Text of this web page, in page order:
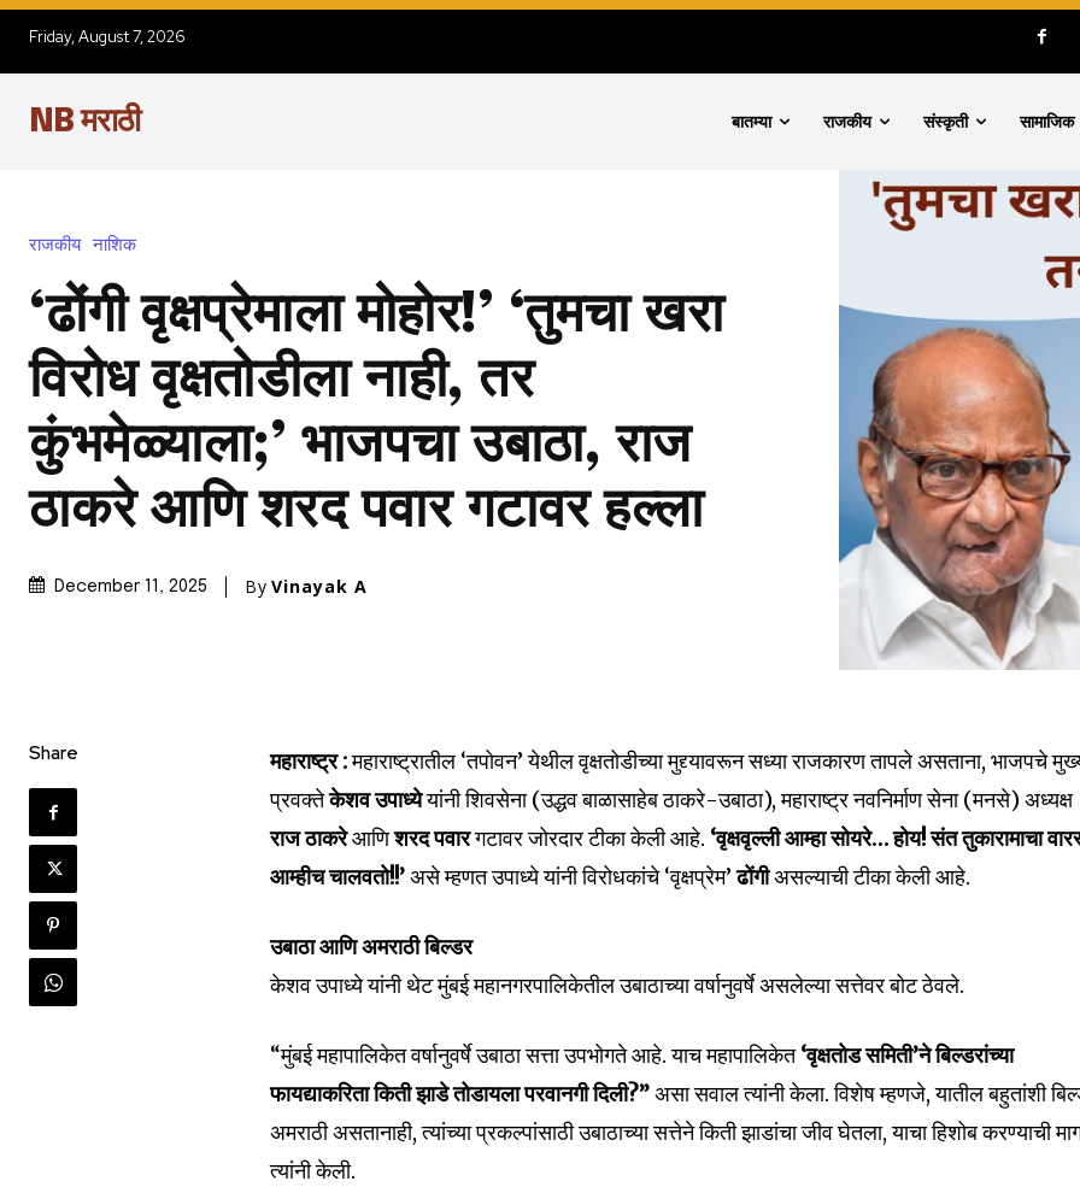
Friday, August 7, 2026
NB मराठी बातम्या राजकीय संस्कृती सामाजिक
राजकीय नाशिक
‘ढोंगी वृक्षप्रेमाला मोहोर!’ ‘तुमचा खरा
विरोध वृक्षतोडीला नाही, तर
कुंभमेळ्याला;’ भाजपचा उबाठा, राज
ठाकरे आणि शरद पवार गटावर हल्ला
December 11, 2025 By Vinayak A
Share महाराष्ट्र :महाराष्ट्रातील ‘तपोवन’ येथील वृक्षतोडीच्या मुद्द्यावरून सध्या राजकारण तापले असताना, भाजपचे
प्रवक्तेकेशव उपाध्येयांनी शिवसेना (उद्धव बाळासाहेब ठाकरे-उबाठा), महाराष्ट्र नवनिर्माण सेना (मनसे) अध्यक्ष
राज ठाकरेआणिशरद पवारगटावर जोरदार टीका केली आहे. ‘वृक्षवृल्ली आम्हा सोयरे… होय! संत तुकारामाचा
आम्हीच चालवतो!!’असे म्हणत उपाध्ये यांनी विरोधकांचे ‘वृक्षप्रेम’ढोंगीअसल्याची टीका केली आहे.
उबाठा आणि अमराठी बिल्डर
केशव उपाध्ये यांनी थेट मुंबई महानगरपालिकेतील उबाठाच्या वर्षानुवर्षे असलेल्या सत्तेवर बोट ठेवले.
“मुंबई महापालिकेत वर्षानुवर्षे उबाठा सत्ता उपभोगते आहे. याच महापालिकेत‘वृक्षतोड समिती’ने बिल्डरांच्या
फायद्याकरिता किती झाडे तोडायला परवानगी दिली?”असा सवाल त्यांनी केला. विशेष म्हणजे, यातील बहुतांशी
अमराठी असतानाही, त्यांच्या प्रकल्पांसाठी उबाठाच्या सत्तेने किती झाडांचा जीव घेतला, याचा हिशोब करण्याची
त्यांनी केली.